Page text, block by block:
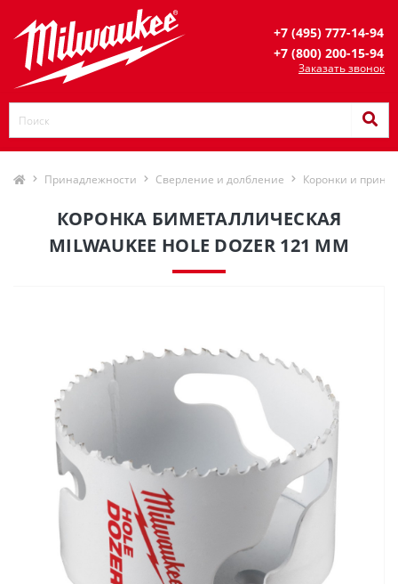
+7 (495) 777-14-94
+7 (800) 200-15-94
Заказать звонок
Принадлежности Сверление и долбление Коронки и
КОРОНКА БИМЕТАЛЛИЧЕСКАЯ
MILWAUKEE HOLE DOZER 121 ММ